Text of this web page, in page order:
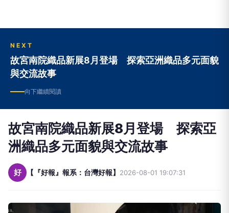
NEXT
故宮南院織品新展8月登場 探索亞洲織品多元面貌
與交流故事
向下繼續閱讀
故宮南院織品新展8月登場 探索亞
洲織品多元面貌與交流故事
好 【『好報』報系：台灣好報】 2026-08-01 19:07:31